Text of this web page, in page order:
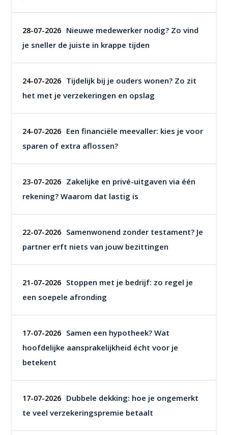
28-07-2026 Nieuwe medewerker nodig? Zo vind
je sneller de juiste in krappe tijden
24-07-2026 Tijdelijk bij je ouders wonen? Zo zit
het met je verzekeringen en opslag
24-07-2026 Een financiële meevaller: kies je voor
sparen of extra aflossen?
23-07-2026 Zakelijke en privé-uitgaven via één
rekening? Waarom dat lastig is
22-07-2026 Samenwonend zonder testament? Je
partner erft niets van jouw bezittingen
21-07-2026 Stoppen met je bedrijf: zo regel je
een soepele afronding
17-07-2026 Samen een hypotheek? Wat
hoofdelijke aansprakelijkheid écht voor je
betekent
17-07-2026 Dubbele dekking: hoe je ongemerkt
te veel verzekeringspremie betaalt